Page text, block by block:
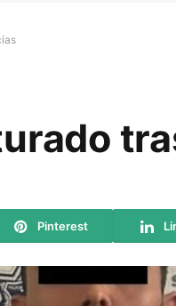
Pinterest